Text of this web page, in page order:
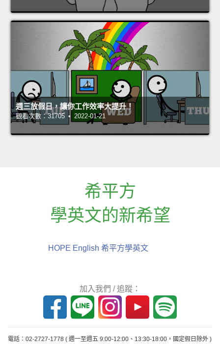
週三放假日，讓你工作效率大提升！
觀看次數：31705 • 2022-01-21
希平方
學英文的新希望
HOPE English 希平方學英文
加入我們 / 追蹤：
電話：02-2727-1778 ( 週一至週五 9:00-12:00、13:30-18:00，國定假日除外 )